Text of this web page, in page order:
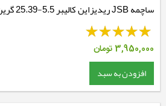
ساچمه JSB ریدیزاین کالیبر 5.5-25.39 گرین
3,950,000تومان
افزودن به سبد